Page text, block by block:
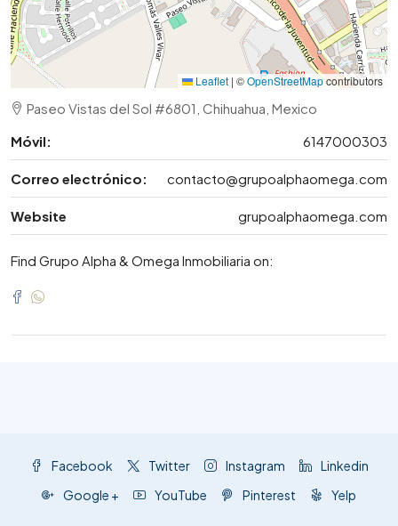
Leaflet | ©OpenStreetMapcontributors
Paseo Vistas del Sol #6801, Chihuahua, Mexico
Móvil:
6147000303
Correo electrónico: contacto@grupoalphaomega.com
Website grupoalphaomega.com
Find Grupo Alpha & Omega Inmobiliaria on:
Facebook Twitter Instagram
Linkedin
Google +
YouTube Pinterest Yelp